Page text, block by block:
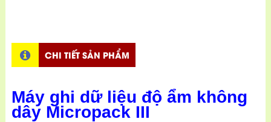
CHI TIẾT SẢN PHẨM
Máy ghi dữ liệu độ ẩm không
dây Micropack III